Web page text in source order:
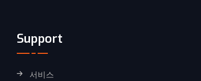
Support
서비스